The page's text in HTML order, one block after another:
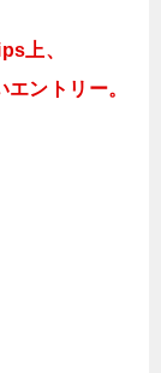
上、
ントリー。